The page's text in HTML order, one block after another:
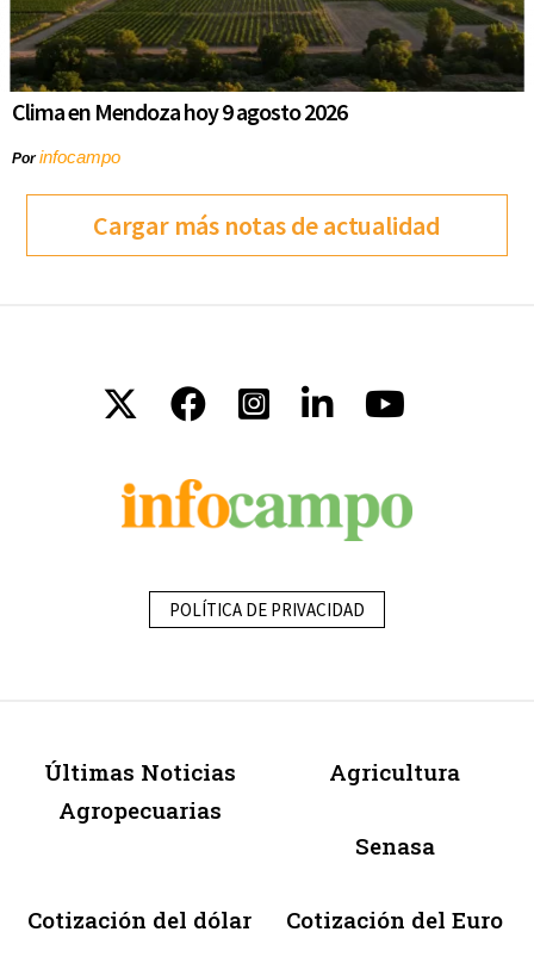
Clima en Mendoza hoy 9 agosto 2026
Porinfocampo
Cargar más notas de actualidad
POLÍTICA DE PRIVACIDAD
Últimas Noticias
Agropecuarias
Agricultura
Senasa
Cotización del dólar Cotización del Euro